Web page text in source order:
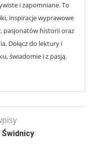
i zapomniane. To
inspiracje wyprawowe
pasjonatów historii oraz
Dołącz do lektury i
świadomie i z pasją.